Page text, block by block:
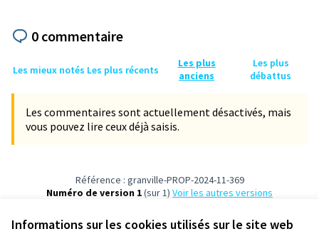
Informations sur les cookies utilisés sur le site web
0 commentaire
Les mieux notés Les plus récents
Les plus
anciens
Les plus
débattus
Les commentaires sont actuellement désactivés, mais
vous pouvez lire ceux déjà saisis.
Référence : granville-PROP-2024-11-369
Numéro de version 1(sur 1)
voir les autres versions